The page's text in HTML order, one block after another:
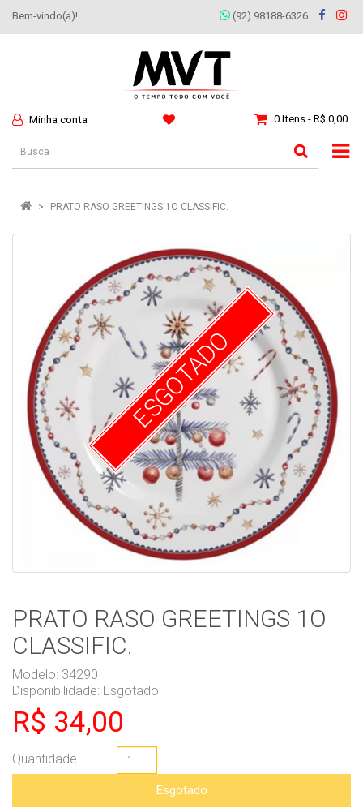
Bem-vindo(a)! (92) 98188-6326
Minha conta 0 Itens - R$ 0,00
PRATO RASO GREETINGS 1O CLASSIFIC.
ESGOTADO
PRATO RASO GREETINGS 1O
CLASSIFIC.
Modelo: 34290
Disponibilidade: Esgotado
R$ 34,00
Quantidade
Esgotado